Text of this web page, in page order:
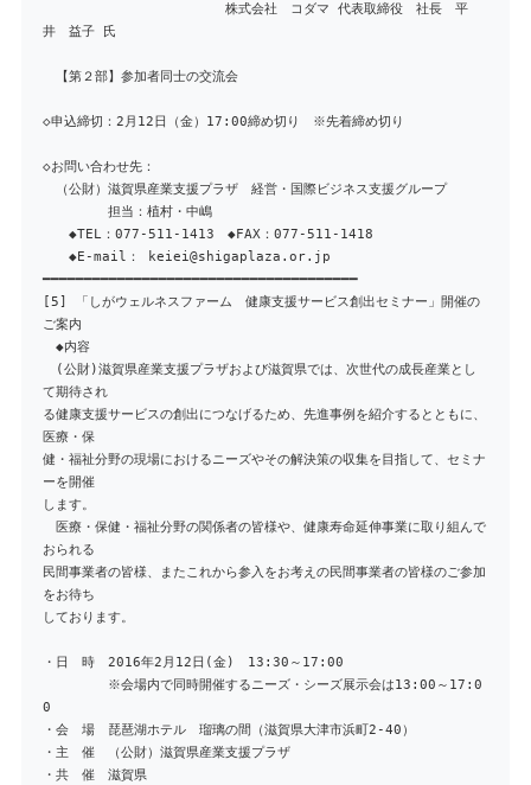
株式会社 コダマ 代表取締役 社長 平
井 益子 氏
【第２部】参加者同士の交流会
◇申込締切：2月12日（金）17:00締め切り ※先着締め切り
◇お問い合わせ先：
（公財）滋賀県産業支援プラザ 経営・国際ビジネス支援グループ
担当：植村・中嶋
◆TEL：077-511-1413 ◆FAX：077-511-1418
◆E-mail： keiei@shigaplaza.or.jp
━━━━━━━━━━━━━━━━━━━━━━━━━━━━━━━━━━━━━━
[5] 「しがウェルネスファーム 健康支援サービス創出セミナー」開催の
ご案内
◆内容
(公財)滋賀県産業支援プラザおよび滋賀県では、次世代の成長産業とし
て期待され
る健康支援サービスの創出につなげるため、先進事例を紹介するとともに、
医療・保
健・福祉分野の現場におけるニーズやその解決策の収集を目指して、セミナ
ーを開催
します。
医療・保健・福祉分野の関係者の皆様や、健康寿命延伸事業に取り組んで
おられる
民間事業者の皆様、またこれから参入をお考えの民間事業者の皆様のご参加
をお待ち
しております。
・日 時 2016年2月12日(金) 13:30～17:00
※会場内で同時開催するニーズ・シーズ展示会は13:00～17:0
0
・会 場 琵琶湖ホテル 瑠璃の間（滋賀県大津市浜町2-40）
・主 催 （公財）滋賀県産業支援プラザ
・共 催 滋賀県